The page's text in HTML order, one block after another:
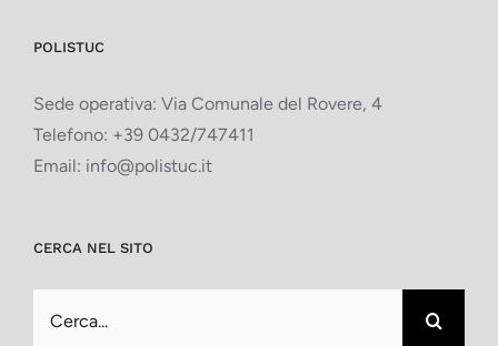
POLISTUC
Sede operativa: Via Comunale del Rovere, 4
Telefono: +39 0432/747411
Email: info@polistuc.it
CERCA NEL SITO
per: